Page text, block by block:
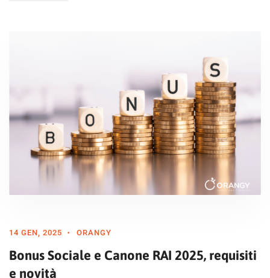
14 GEN, 2025 ORANGY
Bonus Sociale e Canone RAI 2025, requisiti
e novità